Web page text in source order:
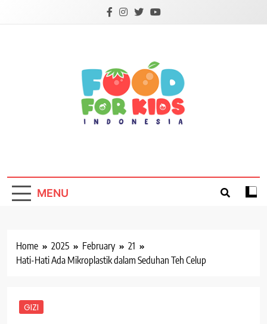
MENU
Home 2025 February
21
Hati-Hati Ada Mikroplastik dalam Seduhan Teh Celup
GIZI